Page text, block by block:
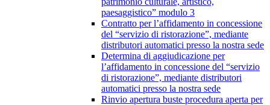
paesaggistico” modulo 3
Contratto per l’affidamento in concessione
del “servizio di ristorazione”, mediante
distributori automatici presso la nostra sede
Determina di aggiudicazione per
l’affidamento in concessione del “servizio
di ristorazione”, mediante distributori
automatici presso la nostra sede
Rinvio apertura buste procedura aperta per